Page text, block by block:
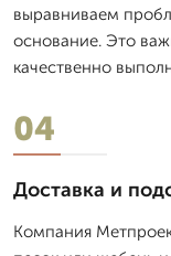
выравниваем
основание. Это
качественно
04
Доставка и
Компания